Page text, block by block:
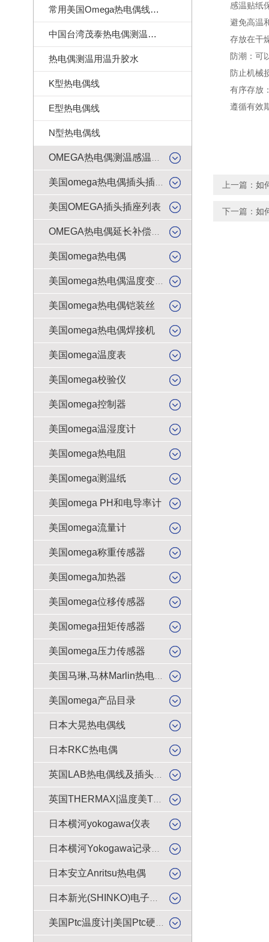
常用美国Omega热电偶线订做样式
中国台湾茂泰热电偶测温线|耐温260度
热电偶测温用温升胶水
K型热电偶线
E型热电偶线
N型热电偶线
美国OMEGA插头插座列表
美国omega热电偶
美国omega热电偶铠装丝
美国omega热电偶焊接机
美国omega温度表
美国omega校验仪
美国omega控制器
美国omega温湿度计
美国omega热电阻
美国omega测温纸
美国omega PH和电导率计
美国omega流量计
美国omega称重传感器
美国omega加热器
美国omega位移传感器
美国omega扭矩传感器
美国omega压力传感器
美国omega产品目录
日本大晃热电偶线
日本RKC热电偶
日本横河yokogawa仪表
日本安立Anritsu热电偶
感温贴纸保
避免高温和
存放在干燥
防潮：可以
防止机械损
有序存放：
遵循有效期
上一篇： 如
下一篇： 如